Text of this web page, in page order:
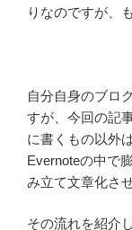
りなのですが、
自分自身のブロ
すが、今回の記
に書くもの以外
Evernoteの中で
み立て文章化さ
その流れを紹介